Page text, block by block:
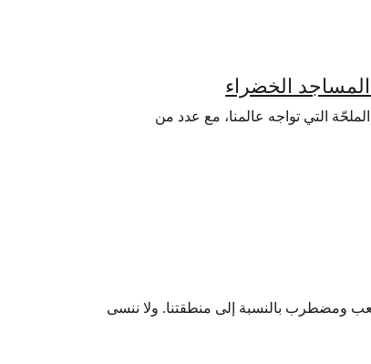
الخضراء
التي تواجه عالمنا، مع عدد من
ومضطرب بالنسبة إلى منطقتنا. ولا ننسى